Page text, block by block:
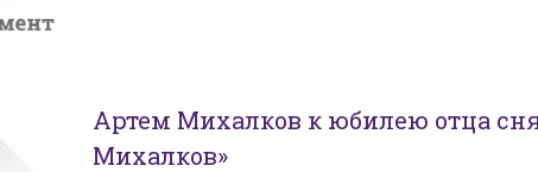
Артем Михалков к юбилею отца
Михалков»